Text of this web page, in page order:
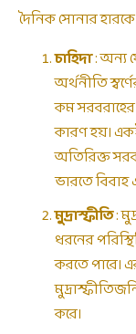
দৈনিক সোনার
চাহিদা: অন্য
অর্থনীতি
কম সরবরাহের
কারণ হয়।
অতিরিক্ত
ভারতে বিবাহ
মুদ্রাস্ফীতি:
ধরনের
করতে পারে।
করে।